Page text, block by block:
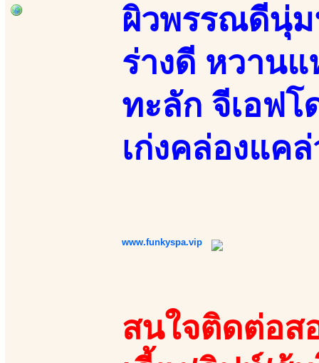
ผิวพรรณดีนุ่ม
ร่างดี หวาน
ทะลัก จีเอฟ
เก่งคล่องแค
www.funkyspa.vip
สนใจติดต่อส